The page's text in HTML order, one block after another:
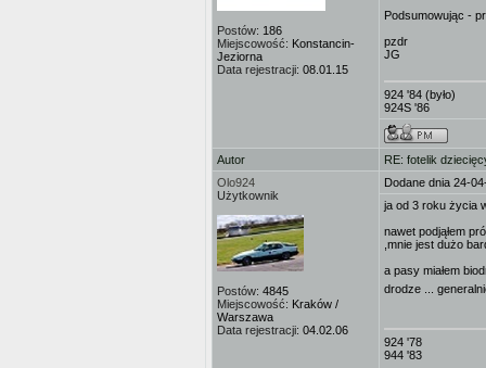
Postów: 186
Miejscowość: Konstancin-
Jeziorna
Data rejestracji: 08.01.15
Podsumowując -
pzdr
JG
924 '84 (było)
924S '86
Autor
RE: fotelik
Olo924
Użytkownik
Postów: 4845
Miejscowość: Kraków /
Warszawa
Data rejestracji: 04.02.06
Dodane dnia 24-
ja od 3 roku życia
nawet podjąłem
,mnie jest dużo
a pasy miałem
drodze ...
924 '78
944 '83